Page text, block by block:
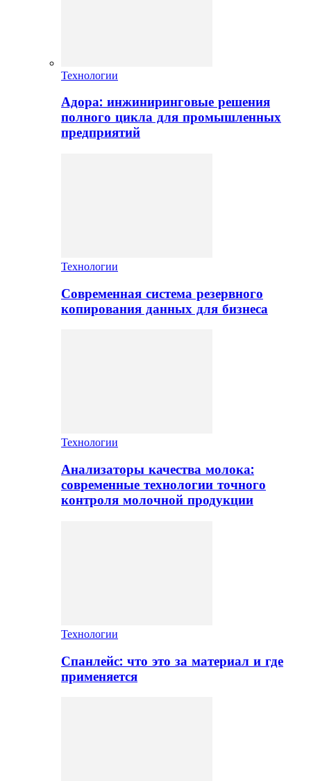
Технологии
Адора: инжиниринговые решения
полного цикла для промышленных
предприятий
Технологии
Современная система резервного
копирования данных для бизнеса
Технологии
Анализаторы качества молока:
современные технологии точного
контроля молочной продукции
Технологии
Спанлейс: что это за материал и где
применяется